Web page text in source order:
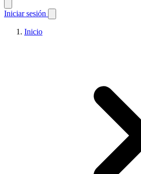
Iniciar sesión
Inicio